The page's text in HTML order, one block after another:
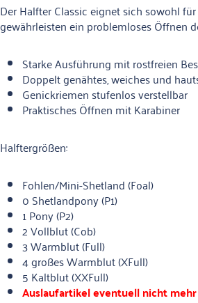
Der Halfter Classic eignet sich sowohl
gewährleisten ein problemloses Öffnen
Starke Ausführung mit rostfreien
Doppelt genähtes, weiches und
Genickriemen stufenlos verstellbar
Praktisches Öffnen mit Karabiner
Halftergrößen:
Fohlen/Mini-Shetland (Foal)
0 Shetlandpony (P1)
1 Pony (P2)
2 Vollblut (Cob)
3 Warmblut (Full)
4 großes Warmblut (XFull)
5 Kaltblut (XXFull)
Auslaufartikel eventuell nicht